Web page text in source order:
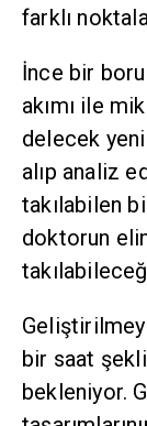
farklı
İnce bir
akımı ile
delecek
alıp analiz
takılabilen
doktorun
bir saat
bekleniyor.